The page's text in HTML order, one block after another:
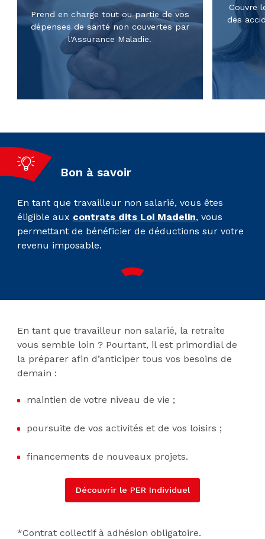
Prend en charge tout ou partie de vos
dépenses de santé non couvertes par
l'Assurance Maladie.
Couvre
des
Bon à savoir
En tant que travailleur non salarié, vous êtes
éligible aux contrats dits Loi Madelin, vous
permettant de bénéficier de déductions sur votre
revenu imposable.
En tant que travailleur non salarié, la retraite
vous semble loin ? Pourtant, il est primordial de
la préparer afin d’anticiper tous vos besoins de
demain :
maintien de votre niveau de vie ;
poursuite de vos activités et de vos loisirs ;
financements de nouveaux projets.
Découvrir le PER Individuel
*Contrat collectif à adhésion obligatoire.